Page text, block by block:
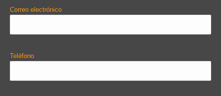
Correo electrónico
Teléfono